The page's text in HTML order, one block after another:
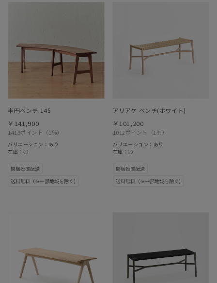
半円ベンチ 145
1419ポイント （1％）
￥141,900
バリエーション：あり
在庫：○
アリアケ ベンチ(ホワイト)
1012ポイント （1％）
￥101,200
バリエーション：あり
在庫：○